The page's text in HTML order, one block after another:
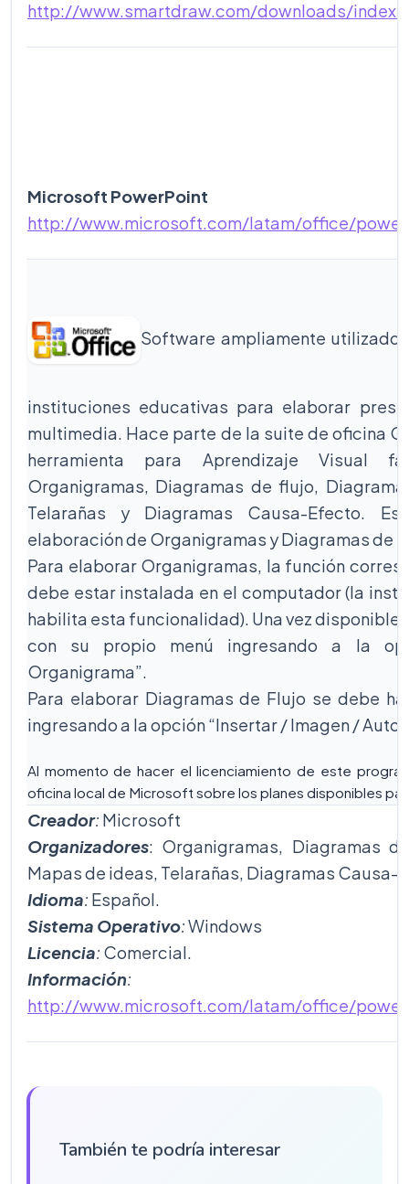
http://www.smartdraw.com/downloads/
Microsoft PowerPoint
http://www.microsoft.com/latam/office/
Software ampliamente utilizado
instituciones educativas para elaborar
multimedia. Hace parte de la suite de oficina
herramienta para Aprendizaje Visual
Organigramas, Diagramas de flujo,
Telarañas y Diagramas Causa-Efecto.
elaboración de Organigramas y Diagramas de
Para elaborar Organigramas, la función
debe estar instalada en el computador (la
habilita esta funcionalidad). Una vez
con su propio menú ingresando a la
Organigrama”.
Para elaborar Diagramas de Flujo se debe
ingresando a la opción “Insertar / Imagen /
Al momento de hacer el licenciamiento de este
oficina local de Microsoft sobre los planes disponibles
Creador: Microsoft
Organizadores: Organigramas, Diagramas
Mapas de ideas, Telarañas, Diagramas Causa-
Idioma: Español.
Sistema Operativo:Windows
Licencia: Comercial.
Información:
http://www.microsoft.com/latam/office/
También te podría interesar